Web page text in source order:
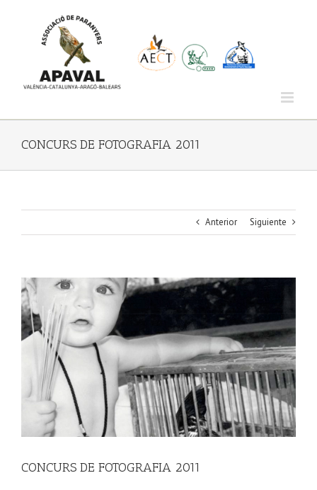
CONCURS DE FOTOGRAFIA 2011
Anterior Siguiente
Ver
imagen
más
grande
CONCURS DE FOTOGRAFIA 2011